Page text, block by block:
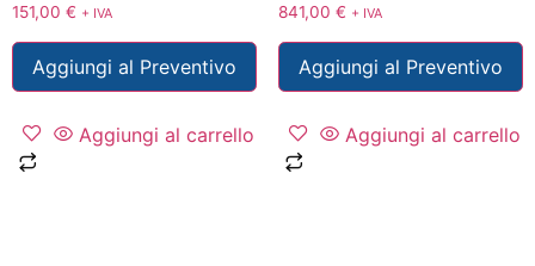
151,00 € + IVA
Aggiungi al Preventivo
Aggiungi al carrello
841,00 € + IVA
Aggiungi al Preventivo
Aggiungi al carrello